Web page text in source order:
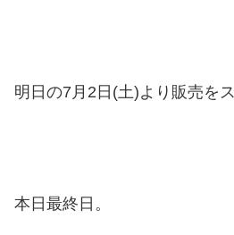
明日の7月2日(土)より販売を
本日最終日。